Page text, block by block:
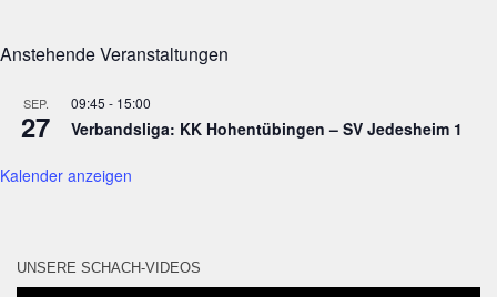
Anstehende Veranstaltungen
SEP.
27
09:45 - 15:00
Verbandsliga: KK Hohentübingen – SV Jedesheim 1
Kalender anzeigen
UNSERE SCHACH-VIDEOS